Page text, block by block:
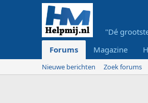
"Dé grootste
Forums
Magazine
Nieuwe berichten Zoek forums